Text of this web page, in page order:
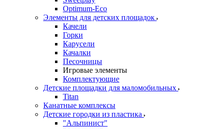
Оptimum-Еco
Элементы для детских площадок
Качели
Горки
Карусели
Качалки
Песочницы
Игровые элементы
Комплектующие
Детские площадки для маломобильных
Titan
Канатные комплексы
Детские городки из пластика
"Альпинист"